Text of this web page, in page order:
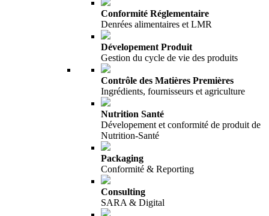
Conformité Réglementaire
Denrées alimentaires et LMR
Dévelopement Produit
Gestion du cycle de vie des produits
Contrôle des Matières Premières
Ingrédients, fournisseurs et agriculture
Nutrition Santé
Dévelopement et conformité de produit de
Nutrition-Santé
Packaging
Conformité & Reporting
Consulting
SARA & Digital